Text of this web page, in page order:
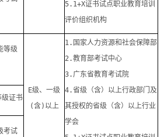
5.1+X证书试点职业教育培训
评价组织机构
等级
E级、一级
(含) 以上
1. 国家人力资源和社会保障部
2.教育部考试中心
3. 广东省教育考试院
4.省级（含）以上行政部门及
其授权的省级（含）以上行业
学会
级证书
考试